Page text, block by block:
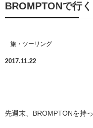
BROMPTONで行
旅・ツーリング
2017.11.22
先週末、BROMPTONを持